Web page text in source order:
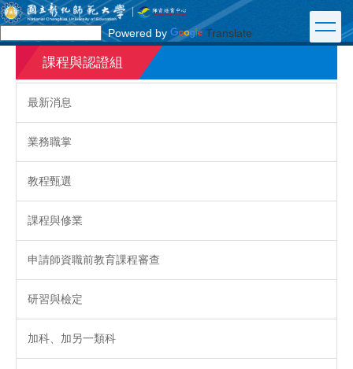
跳
到
主
內
Powered by Translate
課程與認證組
最新消息
業務職掌
教程甄選
課程與修業
申請師資職前教育課程審查
研習與檢定
加科、加另一類科